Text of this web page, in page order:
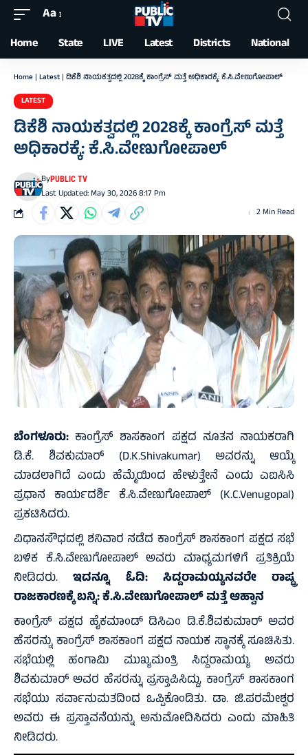
Font
Resizer
Aa
Home State LIVE Latest Districts National
Home | Latest | ಡಿಕೆಶಿ ನಾಯಕತ್ವದಲ್ಲಿ 2028ಕ್ಕೆ ಕಾಂಗ್ರೆಸ್ ಮತ್ತೆ ಅಧಿಕಾರಕ್ಕೆ: ಕೆ.ಸಿ.ವೇಣುಗೋಪಾಲ್
LATEST
ಡಿಕೆಶಿ ನಾಯಕತ್ವದಲ್ಲಿ 2028ಕ್ಕೆ ಕಾಂಗ್ರೆಸ್ ಮತ್ತೆ
ಅಧಿಕಾರಕ್ಕೆ: ಕೆ.ಸಿ.ವೇಣುಗೋಪಾಲ್
Last Updated: May 30, 2026 8:17 Pm
ByPUBLIC TV
2 Min Read
ಬೆಂಗಳೂರು: ಕಾಂಗ್ರೆಸ್ ಶಾಸಕಾಂಗ ಪಕ್ಷದ ನೂತನ ನಾಯಕರಾಗಿ
ಡಿ.ಕೆ. ಶಿವಕುಮಾರ್ (D.K.Shivakumar) ಅವರನ್ನು ಆಯ್ಕೆ
ಮಾಡಲಾಗಿದೆ ಎಂದು ಹೆಮ್ಮೆಯಿಂದ ಹೇಳುತ್ತೇನೆ ಎಂದು ಎಐಸಿಸಿ
ಪ್ರಧಾನ ಕಾರ್ಯದರ್ಶಿ ಕೆ.ಸಿ.ವೇಣುಗೋಪಾಲ್ (K.C.Venugopal)
ಪ್ರಕಟಿಸಿದರು.
ವಿಧಾನಸೌಧದಲ್ಲಿ ಶನಿವಾರ ನಡೆದ ಕಾಂಗ್ರೆಸ್ ಶಾಸಕಾಂಗ ಪಕ್ಷದ ಸಭೆ
ಬಳಿಕ ಕೆ.ಸಿ.ವೇಣುಗೋಪಾಲ್ ಅವರು ಮಾಧ್ಯಮಗಳಿಗೆ ಪ್ರತಿಕ್ರಿಯೆ
ನೀಡಿದರು.ಇದನ್ನೂ ಓದಿ: ಸಿದ್ದರಾಮಯ್ಯನವರೇ ರಾಷ್ಟ್ರ
ರಾಜಕಾರಣಕ್ಕೆ ಬನ್ನಿ: ಕೆ.ಸಿ.ವೇಣುಗೋಪಾಲ್ ಮತ್ತೆ ಆಹ್ವಾನ
ಕಾಂಗ್ರೆಸ್ ಪಕ್ಷದ ಹೈಕಮಾಂಡ್ ಡಿಸಿಎಂ ಡಿ.ಕೆ.ಶಿವಕುಮಾರ್ ಅವರ
ಹೆಸರನ್ನು ಕಾಂಗ್ರೆಸ್ ಶಾಸಕಾಂಗ ಪಕ್ಷದ ನಾಯಕ ಸ್ಥಾನಕ್ಕೆ ಸೂಚಿಸಿತು.
ಸಭೆಯಲ್ಲಿ ಹಂಗಾಮಿ ಮುಖ್ಯಮಂತ್ರಿ ಸಿದ್ದರಾಮಯ್ಯ ಅವರು
ಶಿವಕುಮಾರ್ ಅವರ ಹೆಸರನ್ನು ಪ್ರಸ್ತಾಪಿಸಿದ್ದು, ಕಾಂಗ್ರೆಸ್ ಶಾಸಕಾಂಗ
ಸಭೆಯು ಸರ್ವಾನುಮತದಿಂದ ಒಪ್ಪಿಕೊಂಡಿತು. ಡಾ. ಜಿ.ಪರಮೇಶ್ವರ
ಅವರು ಈ ಪ್ರಸ್ತಾವನೆಯನ್ನು ಅನುಮೋದಿಸಿದರು ಎಂದು ಮಾಹಿತಿ
ನೀಡಿದರು.